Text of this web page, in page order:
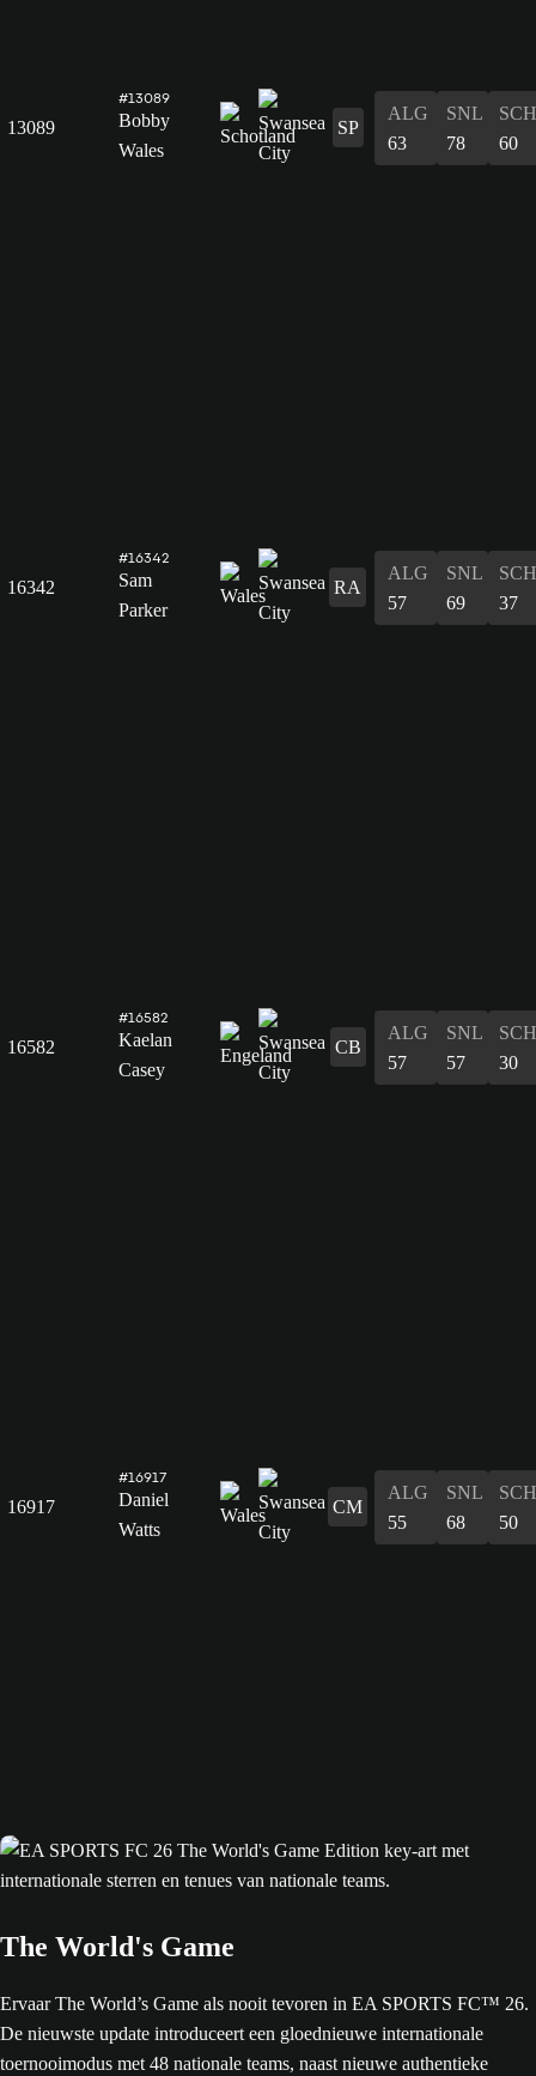
13089
#13089
Bobby
Wales
SP
ALG
63
SNL
78
SCH
60
16342
#16342
Sam
Parker
RA
ALG
57
SNL
69
SCH
37
16582
#16582
Kaelan
Casey
CB
ALG
57
SNL
57
SCH
30
16917
#16917
Daniel
Watts
CM
ALG
55
SNL
68
SCH
50
The World's Game
Ervaar The World’s Game als nooit tevoren in EA SPORTS FC™ 26.
De nieuwste update introduceert een gloednieuwe internationale
toernooimodus met 48 nationale teams, naast nieuwe authentieke